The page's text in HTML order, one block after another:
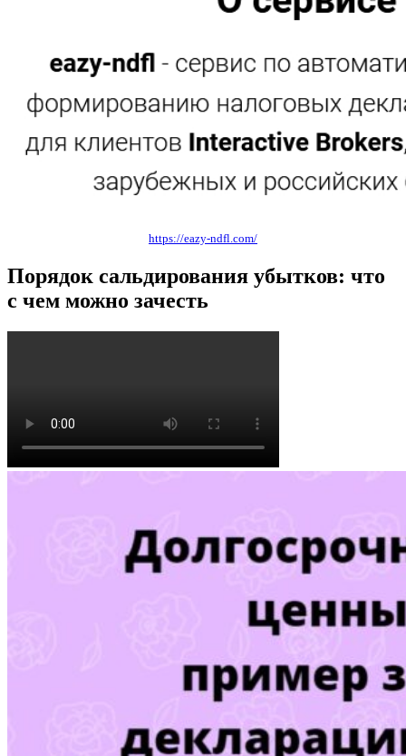
https://eazy-ndfl.com/
Порядок сальдирования убытков: что
с чем можно зачесть